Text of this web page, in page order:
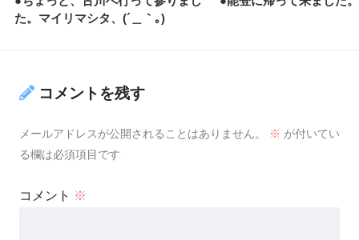
た。マイリマシタ、(´＿｀｡)
コメントを残す
メールアドレスが公開されることはありません。 ※ が付いてい
る欄は必須項目です
コメント ※